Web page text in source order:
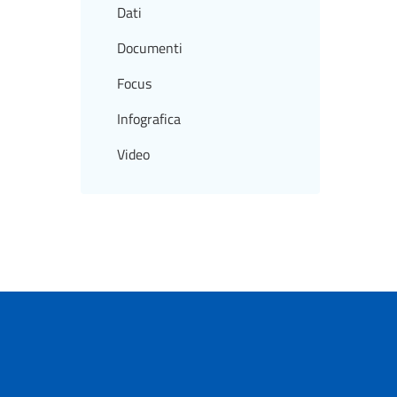
Dati
Documenti
Focus
Infografica
Video